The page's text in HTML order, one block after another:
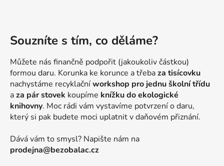
Souzníte s tím, co děláme?
Můžete nás finančně podpořit (jakoukoliv částkou)
formou daru. Korunka ke korunce a třebaza tisícovku
nachystáme recyklačníworkshop pro jednu školní třídu
aza pár stovek koupíme knížku do ekologické
knihovny. Moc rádi vám vystavíme potvrzení o daru,
který si pak budete moci uplatnit v daňovém přiznání.
Dává vám to smysl? Napište nám na
prodejna@bezobalac.cz